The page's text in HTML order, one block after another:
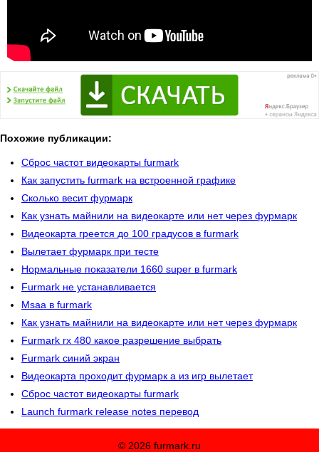
Похожие публикации:
Сброс частот видеокарты furmark
Как запустить furmark на встроенной графике
Сколько весит фурмарк
Как узнать майнили на видеокарте или нет через фурмарк
Видеокарта греется до 100 градусов в furmark
Вылетает фурмарк при тесте
Нормальные показатели 1660 super в furmark
Furmark не устанавливается
Msaa в furmark
Как узнать майнили на видеокарте или нет через фурмарк
Furmark rx 480 какое разрешение выбрать
Furmark синий экран
Видеокарта проходит фурмарк а из игр вылетает
Сброс частот видеокарты furmark
Launch furmark release notes перевод
© 2026 furmark.ru